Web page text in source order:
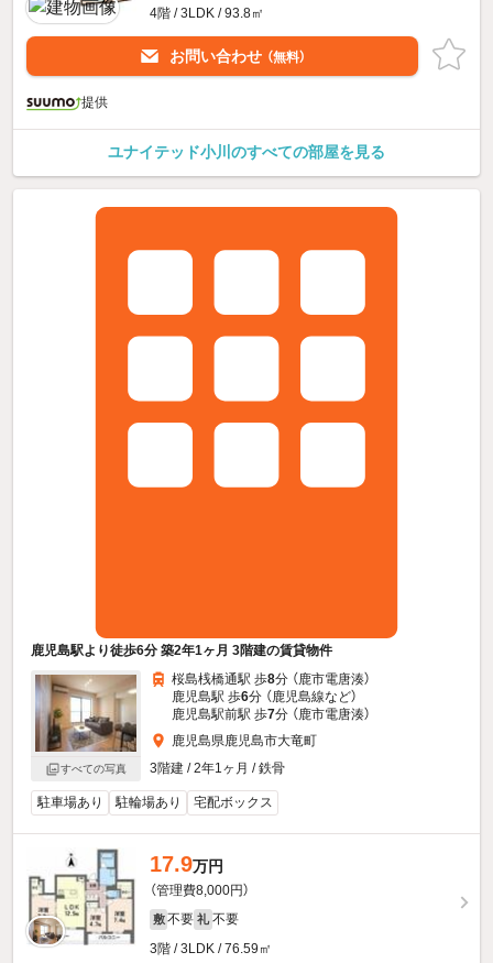
4階 / 3LDK / 93.8㎡
お問い合わせ （無料）
提供
ユナイテッド小川のすべての部屋を見る
鹿児島駅より徒歩6分 築2年1ヶ月 3階建の賃貸物件
すべての写真
桜島桟橋通駅 歩8分 （鹿市電唐湊）
鹿児島駅 歩6分 （鹿児島線など）
鹿児島駅前駅 歩7分 （鹿市電唐湊）
鹿児島県鹿児島市大竜町
3階建 / 2年1ヶ月 / 鉄骨
駐車場あり 駐輪場あり 宅配ボックス
17.9万円
（管理費8,000円）
敷 不要 礼 不要
3階 / 3LDK / 76.59㎡